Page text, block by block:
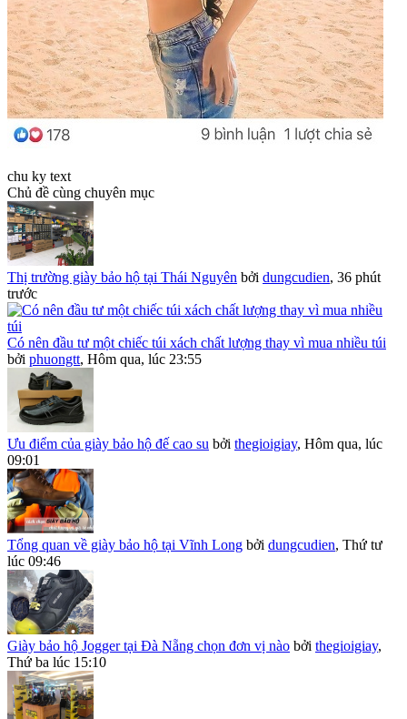
chu ky text
Chủ đề cùng chuyên mục
Thị trường giày bảo hộ tại Thái Nguyên bởi dungcudien, 36 phút
trước
Có nên đầu tư một chiếc túi xách chất lượng thay vì mua nhiều túi
bởi phuongtt, Hôm qua, lúc 23:55
Ưu điểm của giày bảo hộ đế cao su bởi thegioigiay, Hôm qua, lúc
09:01
Tổng quan về giày bảo hộ tại Vĩnh Long bởi dungcudien, Thứ tư
lúc 09:46
Giày bảo hộ Jogger tại Đà Nẵng chọn đơn vị nào bởi thegioigiay,
Thứ ba lúc 15:10